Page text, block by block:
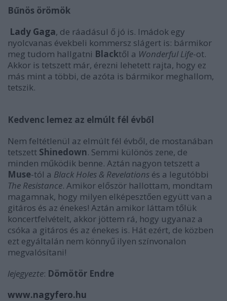
Bűnös örömök
Lady Gaga, de ráadásul ő jó is. Imádok egy
nyolcvanas évekbeli kommersz slágert is: bármikor
meg tudom hallgatni Blacktől a Wonderful Life-ot.
Akkor is tetszett már, érezni lehetett rajta, hogy ez
más mint a többi, de azóta is bármikor meghallom,
tetszik.
Kedvenc lemez az elmúlt fél évből
Nem feltétlenül az elmúlt fél évből, de mostanában
tetszett Shinedown. Semmi különös zene, de
minden működik benne. Aztán nagyon tetszett a
Muse-tól a Black Holes & Revelations és a legutóbbi
The Resistance. Amikor először hallottam, mondtam
magamnak, hogy milyen elképesztően együtt van a
gitáros és az énekes! Aztán amikor láttam tőlük
koncertfelvételt, akkor jöttem rá, hogy ugyanaz a
csóka a gitáros és az énekes is. Hát ezért, de közben
ezt egyáltalán nem könnyű ilyen színvonalon
megvalósítani!
lejegyezte: Dömötör Endre
www.nagyfero.hu